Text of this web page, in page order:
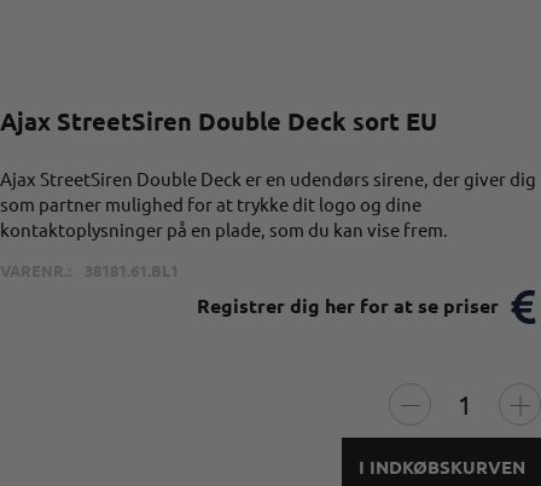
Ajax StreetSiren Double Deck sort EU
Ajax StreetSiren Double Deck er en udendørs sirene, der giver dig
som partner mulighed for at trykke dit logo og dine
kontaktoplysninger på en plade, som du kan vise frem.
VARENR.: 38181.61.BL1
Registrer dig her for at se priser
I INDKØBSKURVEN